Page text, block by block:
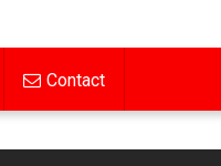
Contact